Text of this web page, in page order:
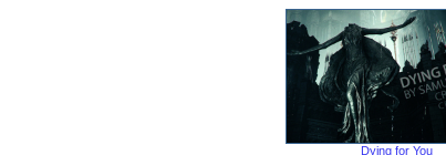
Dying for You